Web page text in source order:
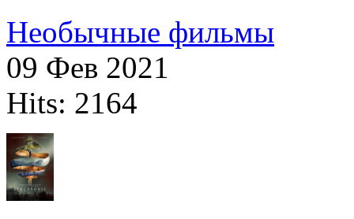
Необычные фильмы
09 Фев 2021
Hits: 2164